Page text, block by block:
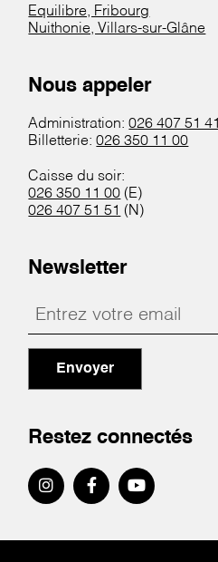
Equilibre, Fribourg
Nuithonie, Villars-sur-Glâne
Nous appeler
Administration:026 407 51 41
Billetterie:026 350 11 00
Caisse du soir:
026 350 11 00 (E)
026 407 51 51 (N)
Newsletter
Envoyer
Restez connectés